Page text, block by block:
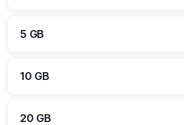
5 GB
10 GB
20 GB